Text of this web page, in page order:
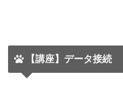
【講座】データ接続